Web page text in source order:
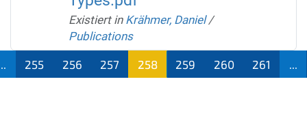
Existiert in Krähmer, Daniel /
Publications
255 256 257
258
259 260 261